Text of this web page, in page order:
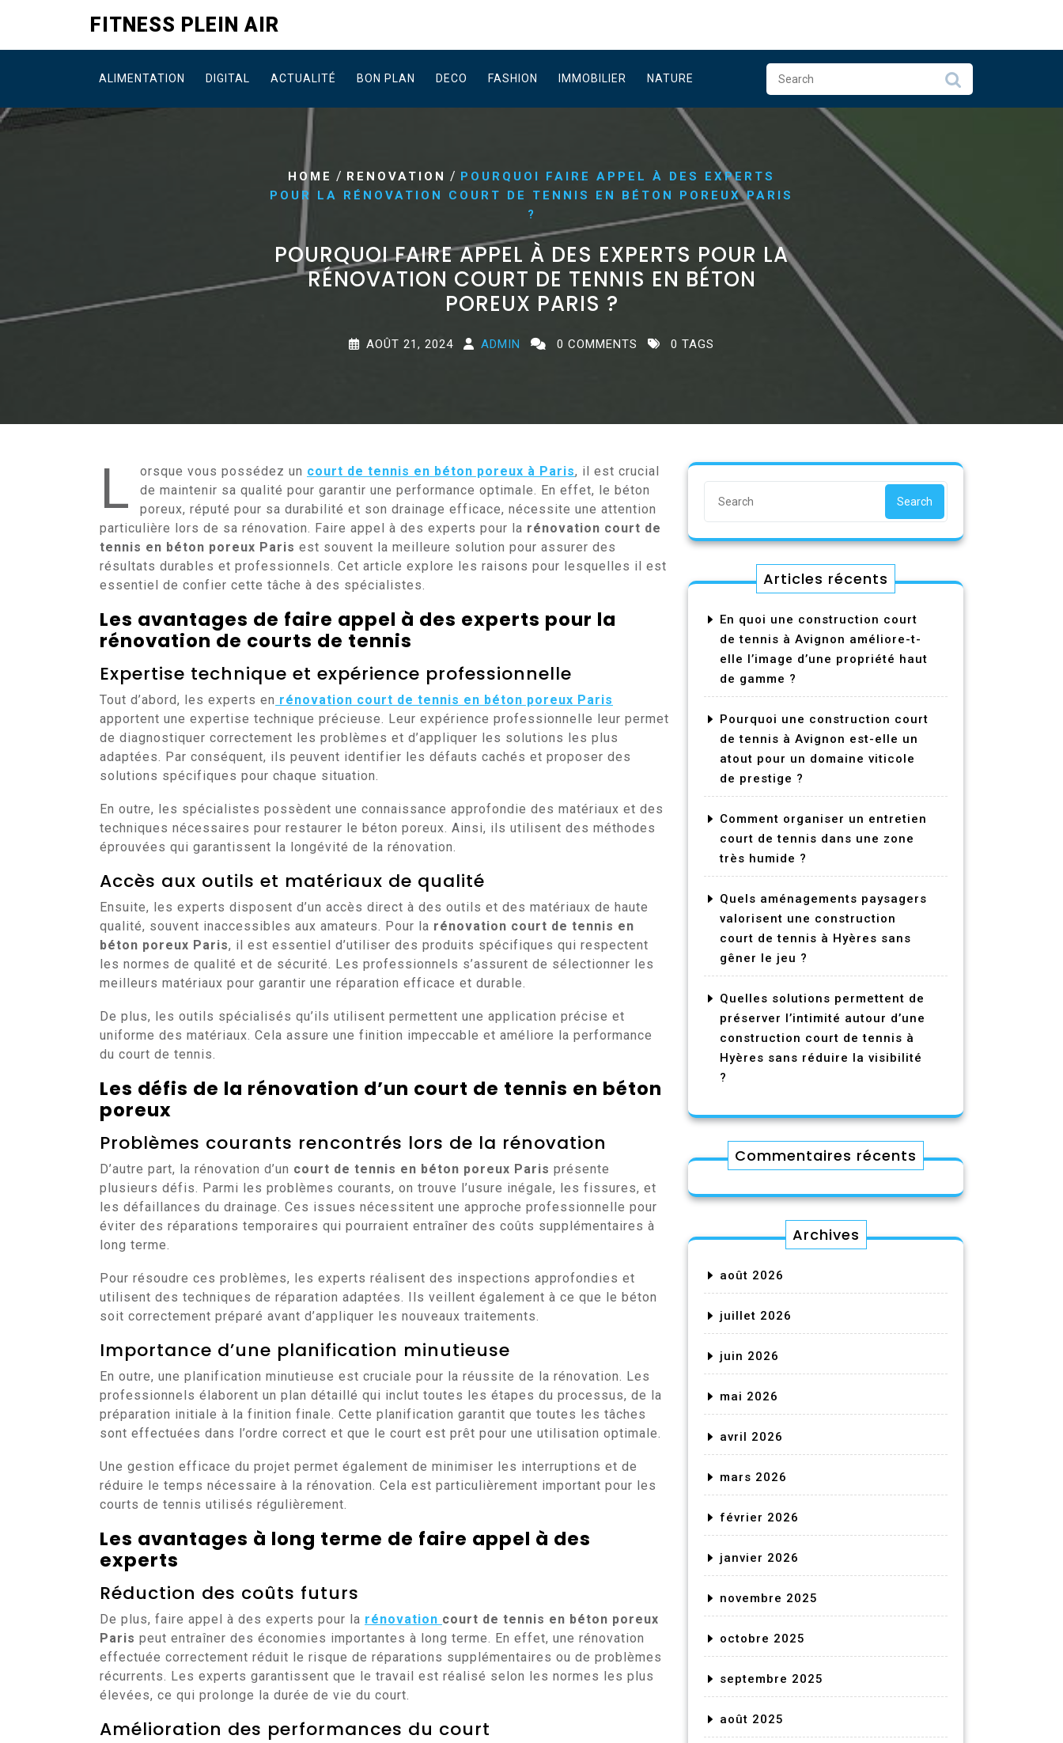
content
FITNESS PLEIN AIR
ALIMENTATION DIGITAL ACTUALITÉ BON PLAN DECO FASHION IMMOBILIER NATURE
HOME / RENOVATION / POURQUOI FAIRE APPEL À DES EXPERTS
POUR LA RÉNOVATION COURT DE TENNIS EN BÉTON POREUX PARIS
?
POURQUOI FAIRE APPEL À DES EXPERTS POUR LA
RÉNOVATION COURT DE TENNIS EN BÉTON
POREUX PARIS ?
AOÛT 21, 2024 ADMIN 0 COMMENTS 0 TAGS
L orsque vous possédez un court de tennis en béton poreux à Paris, il est crucial
de maintenir sa qualité pour garantir une performance optimale. En effet, le béton
poreux, réputé pour sa durabilité et son drainage efficace, nécessite une attention
particulière lors de sa rénovation. Faire appel à des experts pour la rénovation court de
tennis en béton poreux Paris est souvent la meilleure solution pour assurer des
résultats durables et professionnels. Cet article explore les raisons pour lesquelles il est
essentiel de confier cette tâche à des spécialistes.
Les avantages de faire appel à des experts pour la
rénovation de courts de tennis
Expertise technique et expérience professionnelle
Tout d’abord, les experts en rénovation court de tennis en béton poreux Paris
apportent une expertise technique précieuse. Leur expérience professionnelle leur permet
de diagnostiquer correctement les problèmes et d’appliquer les solutions les plus
adaptées. Par conséquent, ils peuvent identifier les défauts cachés et proposer des
solutions spécifiques pour chaque situation.
En outre, les spécialistes possèdent une connaissance approfondie des matériaux et des
techniques nécessaires pour restaurer le béton poreux. Ainsi, ils utilisent des méthodes
éprouvées qui garantissent la longévité de la rénovation.
Accès aux outils et matériaux de qualité
Ensuite, les experts disposent d’un accès direct à des outils et des matériaux de haute
qualité, souvent inaccessibles aux amateurs. Pour la rénovation court de tennis en
béton poreux Paris, il est essentiel d’utiliser des produits spécifiques qui respectent
les normes de qualité et de sécurité. Les professionnels s’assurent de sélectionner les
meilleurs matériaux pour garantir une réparation efficace et durable.
De plus, les outils spécialisés qu’ils utilisent permettent une application précise et
uniforme des matériaux. Cela assure une finition impeccable et améliore la performance
du court de tennis.
Les défis de la rénovation d’un court de tennis en béton
poreux
Problèmes courants rencontrés lors de la rénovation
D’autre part, la rénovation d’un court de tennis en béton poreux Paris présente
plusieurs défis. Parmi les problèmes courants, on trouve l’usure inégale, les fissures, et
les défaillances du drainage. Ces issues nécessitent une approche professionnelle pour
éviter des réparations temporaires qui pourraient entraîner des coûts supplémentaires à
long terme.
Pour résoudre ces problèmes, les experts réalisent des inspections approfondies et
utilisent des techniques de réparation adaptées. Ils veillent également à ce que le béton
soit correctement préparé avant d’appliquer les nouveaux traitements.
Importance d’une planification minutieuse
En outre, une planification minutieuse est cruciale pour la réussite de la rénovation. Les
professionnels élaborent un plan détaillé qui inclut toutes les étapes du processus, de la
préparation initiale à la finition finale. Cette planification garantit que toutes les tâches
sont effectuées dans l’ordre correct et que le court est prêt pour une utilisation optimale.
Une gestion efficace du projet permet également de minimiser les interruptions et de
réduire le temps nécessaire à la rénovation. Cela est particulièrement important pour les
courts de tennis utilisés régulièrement.
Les avantages à long terme de faire appel à des
experts
Réduction des coûts futurs
De plus, faire appel à des experts pour la rénovation court de tennis en béton poreux
Paris peut entraîner des économies importantes à long terme. En effet, une rénovation
effectuée correctement réduit le risque de réparations supplémentaires ou de problèmes
récurrents. Les experts garantissent que le travail est réalisé selon les normes les plus
élevées, ce qui prolonge la durée de vie du court.
Amélioration des performances du court
Search
Articles récents
En quoi une construction court
de tennis à Avignon améliore-t-
elle l’image d’une propriété haut
de gamme ?
Pourquoi une construction court
de tennis à Avignon est-elle un
atout pour un domaine viticole
de prestige ?
Comment organiser un entretien
court de tennis dans une zone
très humide ?
Quels aménagements paysagers
valorisent une construction
court de tennis à Hyères sans
gêner le jeu ?
Quelles solutions permettent de
préserver l’intimité autour d’une
construction court de tennis à
Hyères sans réduire la visibilité
?
Commentaires récents
Archives
août 2026
juillet 2026
juin 2026
mai 2026
avril 2026
mars 2026
février 2026
janvier 2026
novembre 2025
octobre 2025
septembre 2025
août 2025